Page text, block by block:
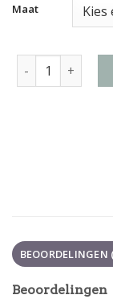
Maat
travelbags
BEOORDELINGEN
Beoordelingen